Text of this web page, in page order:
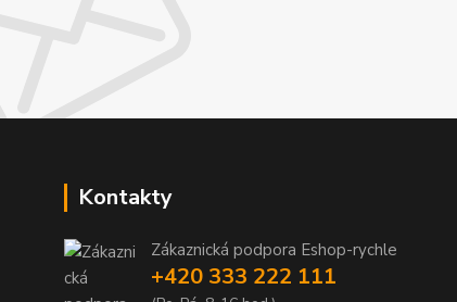
Kontakty
Zákaznická podpora Eshop-rychle
+420 333 222 111